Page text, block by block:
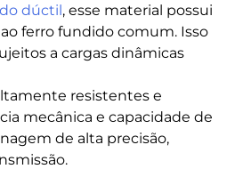
dúctil, esse material possui
ferro fundido comum. Isso
a cargas dinâmicas
resistentes e
mecânica e capacidade de
de alta precisão,